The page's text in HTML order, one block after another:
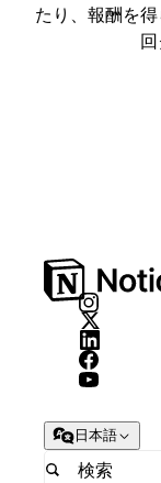
たり、報酬を
日本語